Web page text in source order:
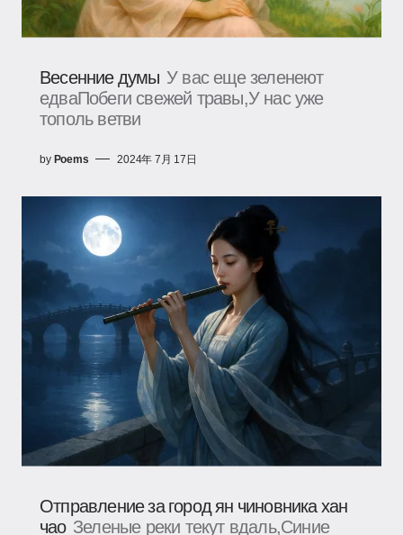
Весенние думы У вас еще зеленеют
едваПобеги свежей травы,У нас уже
тополь ветви
by Poems 2024年 7月 17日
Отправление за город ян чиновника хан
чао Зеленые реки текут вдаль,Синие